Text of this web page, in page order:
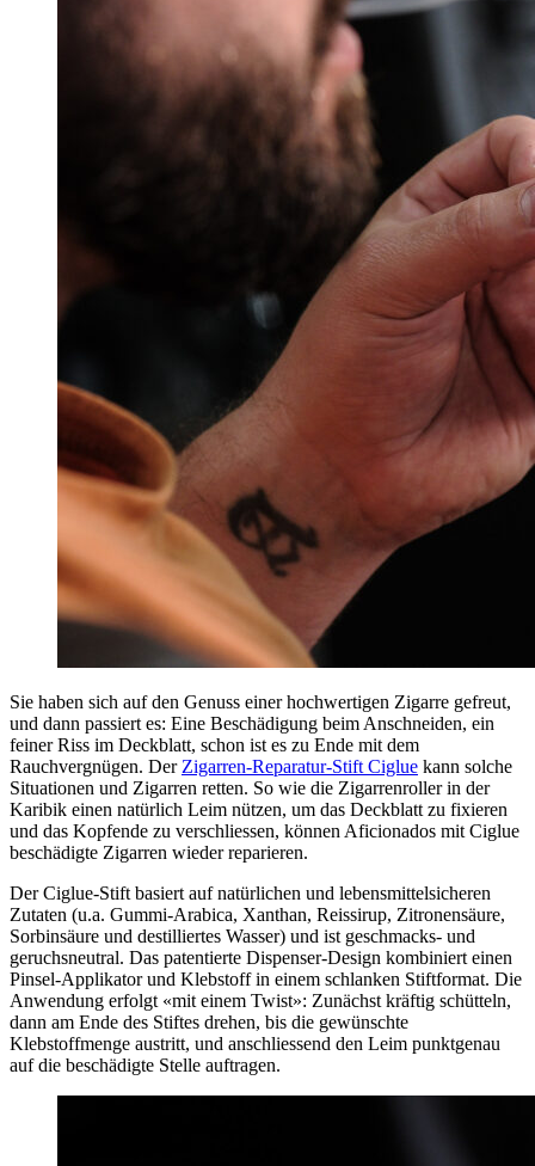
Sie haben sich auf den Genuss einer hochwertigen Zigarre gefreut,
und dann passiert es: Eine Beschädigung beim Anschneiden, ein
feiner Riss im Deckblatt, schon ist es zu Ende mit dem
Rauchvergnügen. Der Zigarren-Reparatur-Stift Ciglue kann solche
Situationen und Zigarren retten. So wie die Zigarrenroller in der
Karibik einen natürlich Leim nützen, um das Deckblatt zu fixieren
und das Kopfende zu verschliessen, können Aficionados mit Ciglue
beschädigte Zigarren wieder reparieren.
Der Ciglue-Stift basiert auf natürlichen und lebensmittelsicheren
Zutaten (u.a. Gummi-Arabica, Xanthan, Reissirup, Zitronensäure,
Sorbinsäure und destilliertes Wasser) und ist geschmacks- und
geruchsneutral. Das patentierte Dispenser-Design kombiniert einen
Pinsel-Applikator und Klebstoff in einem schlanken Stiftformat. Die
Anwendung erfolgt «mit einem Twist»: Zunächst kräftig schütteln,
dann am Ende des Stiftes drehen, bis die gewünschte
Klebstoffmenge austritt, und anschliessend den Leim punktgenau
auf die beschädigte Stelle auftragen.